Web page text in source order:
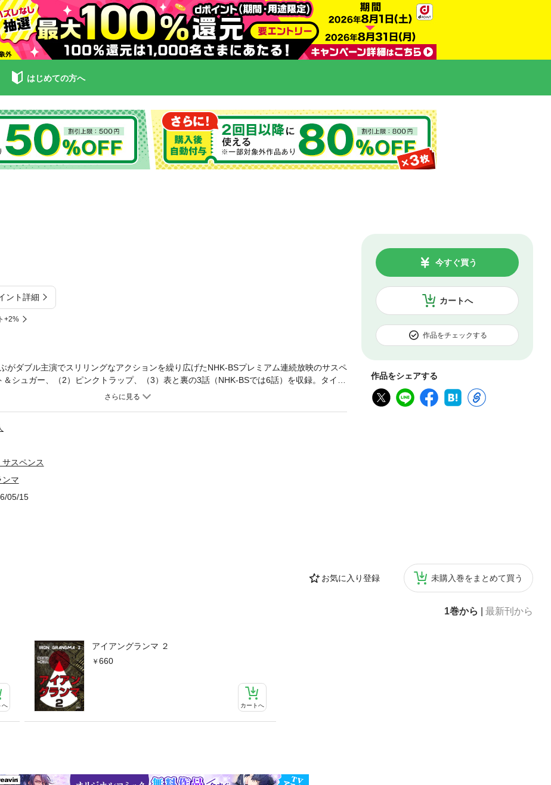
はじめての方へ
ント詳細
+2%
カートへ
今すぐ買う
作品をチェックする
作品をシェアする
お気に入り登録 未購入巻をまとめて買う
1巻から 最新刊から
へ
アイアングランマ ２
660
カートへ
がダブル主演でスリリングなアクションを繰り広げたNHK-BSプレミアム連続放映のサスペ
シュガー、（2）ピンクトラップ、（3）表と裏の3話（NHK-BSでは6話）を収録。タイト
鉄のおばあちゃん）とは何者？ それは世界の裏社会で暗躍した二人の特殊工作員。引退
弾をかいくぐり、任務を完遂。奇想天外な大活躍。2015年にはNHKのBSプレミアム（全6
グランマ、佐藤直美役は室井滋が、塩谷令子役は大竹しのぶが演じ大きな話題に。そして2
双葉文庫、2014年12月11日初版、ISBN9784575517439。続きの「ピンクトラップ」（2
58～83）は本書初出。
サスペンス
ンマ
05/15